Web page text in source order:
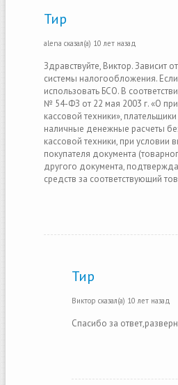
Тир
alena сказал(а) 10 лет назад
Здравствуйте, Виктор. Зависит
системы налогообложения.
использовать БСО. В
№ 54-ФЗ от 22 мая 2003 г. «О
кассовой техники»,
наличные денежные расчеты
кассовой техники, при
покупателя документа
другого документа,
средств за соответствующий
Тир
Виктор сказал(а) 10 лет назад
Спасибо за